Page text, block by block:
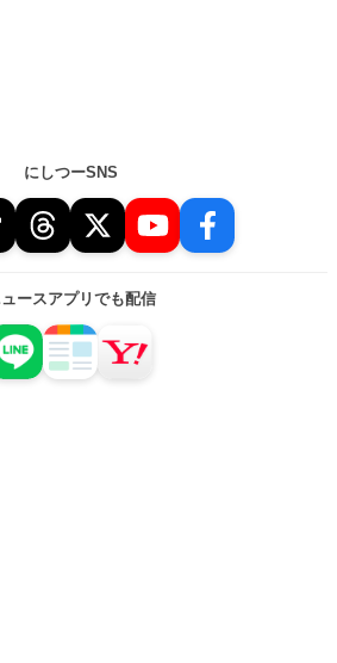
にしつーSNS
ースアプリでも配信